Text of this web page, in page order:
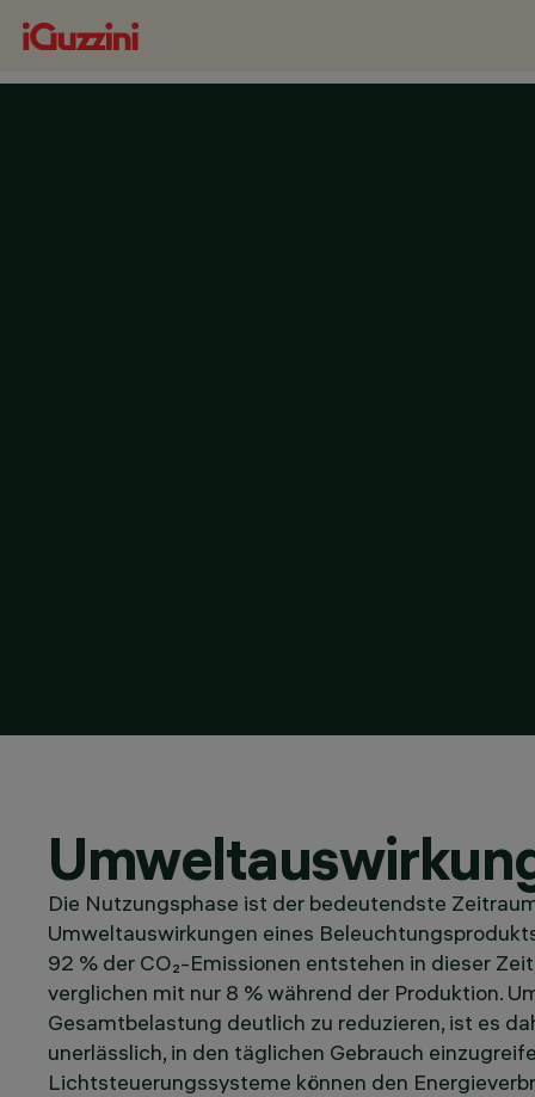
Die Nutzungsphase ist der bedeutendste
Umweltauswirkungen eines
92 % der CO₂-Emissionen entstehen in dieser
verglichen mit nur 8 % während der Produktion.
Gesamtbelastung deutlich zu reduzieren, ist es
unerlässlich, in den täglichen Gebrauch
Lichtsteuerungssysteme können den